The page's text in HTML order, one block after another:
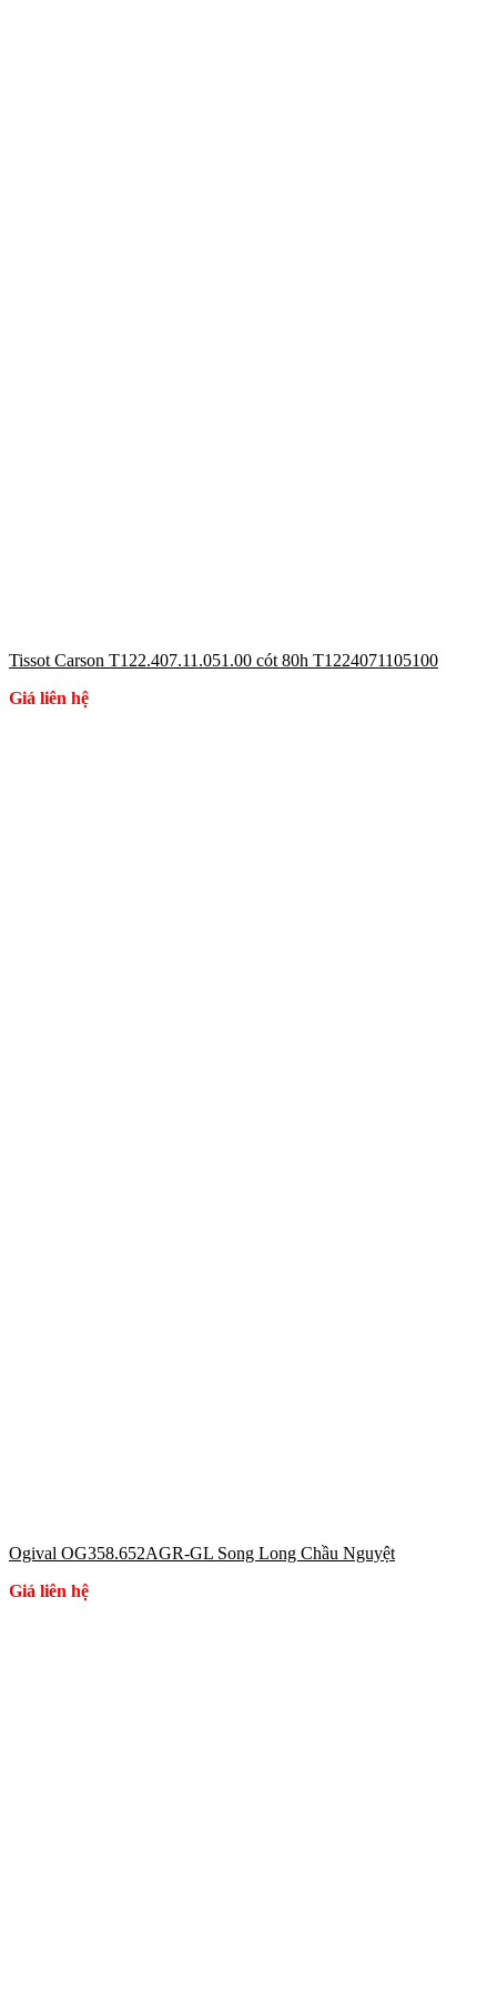
Tissot Carson T122.407.11.051.00 cót 80h T1224071105100
Giá liên hệ
Ogival OG358.652AGR-GL Song Long Chầu Nguyệt
Giá liên hệ